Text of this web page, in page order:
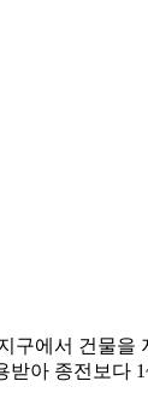
구에서 건물을
아 종전보다